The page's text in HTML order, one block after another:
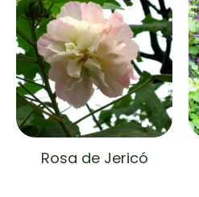
Rosa de Jericó